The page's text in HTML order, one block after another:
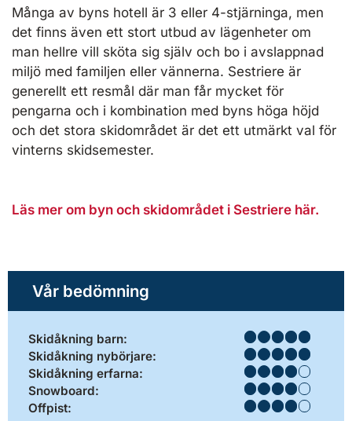
Många av byns hotell är 3 eller 4-stjärninga, men
det finns även ett stort utbud av lägenheter om
man hellre vill sköta sig själv och bo i avslappnad
miljö med familjen eller vännerna. Sestriere är
generellt ett resmål där man får mycket för
pengarna och i kombination med byns höga höjd
och det stora skidområdet är det ett utmärkt val för
vinterns skidsemester.
Läs mer om byn och skidområdet i Sestriere här.
Vår bedömning
Skidåkning barn:
Skidåkning nybörjare:
Skidåkning erfarna:
Snowboard:
Offpist: